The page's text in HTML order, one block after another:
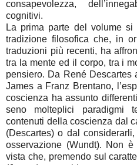
consapevolezza,
cognitivi.
La prima parte del volume
tradizione filosofica che, in
traduzioni più recenti, ha
tra la mente ed il corpo, tra i
pensiero. Da René
James a Franz Brentano,
coscienza ha assunto
seno molteplici paradigmi
contenuti della coscienza dal
(Descartes) o dal
osservazione (Wundt). Non
vista che, premendo sul